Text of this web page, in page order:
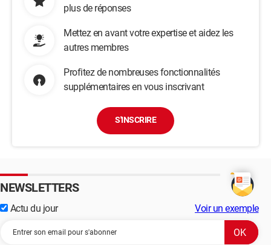
plus de réponses
Mettez en avant votre expertise et aidez les
autres membres
Profitez de nombreuses fonctionnalités
supplémentaires en vous inscrivant
S'INSCRIRE
NEWSLETTERS
Actu du jour Voir un exemple